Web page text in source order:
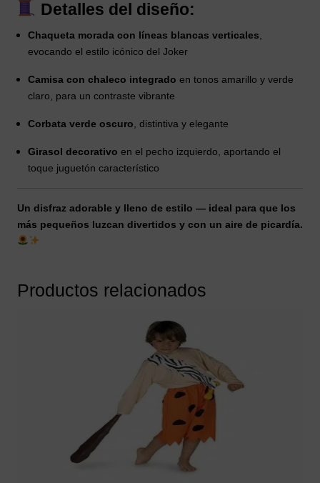
Detalles del diseño:
Chaqueta morada con líneas blancas verticales
evocando el estilo icónico del Joker
Camisa con chaleco integrado en tonos amarillo y verde
claro, para un contraste vibrante
Corbata verde oscuro , distintiva y elegante
Girasol decorativo en el pecho izquierdo, aportando el
toque juguetón característico
Un disfraz adorable y lleno de estilo — ideal para que los
más pequeños luzcan divertidos y con un aire de picardía.
Productos relacionados